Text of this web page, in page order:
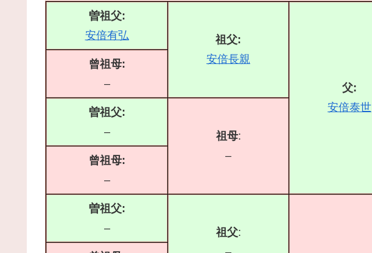
曽祖父:
安倍有弘
祖父:
安倍長親
父:
安倍泰世
曾祖母:
–
曽祖父:
–
祖母:
–
曾祖母:
–
曽祖父:
–
祖父: